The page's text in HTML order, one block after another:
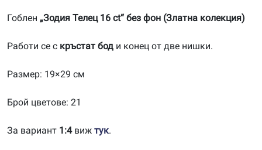
(без
Гоблен „Зодия Телец 16 ct“ без фон (Златна колекция)
Работи се с кръстат бод и конец от две нишки.
Размер: 19×29 см
Брой цветове: 21
За вариант 1:4виж тук.